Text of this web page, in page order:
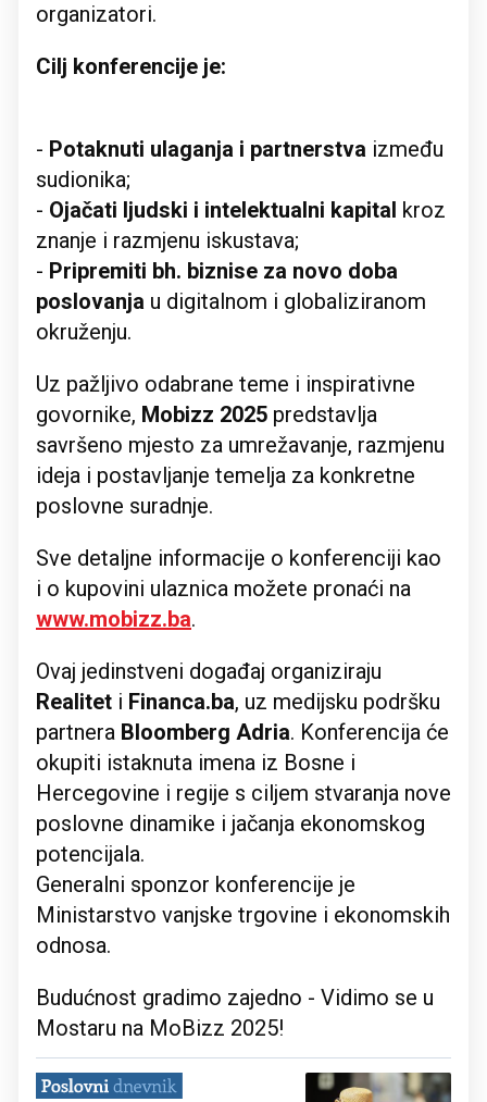
organizatori.
Cilj konferencije je:
- Potaknuti ulaganja i partnerstva između
sudionika;
- Ojačati ljudski i intelektualni kapital kroz
znanje i razmjenu iskustava;
- Pripremiti bh. biznise za novo doba
poslovanja u digitalnom i globaliziranom
okruženju.
Uz pažljivo odabrane teme i inspirativne
govornike, Mobizz 2025 predstavlja
savršeno mjesto za umrežavanje, razmjenu
ideja i postavljanje temelja za konkretne
poslovne suradnje.
Sve detaljne informacije o konferenciji kao
i o kupovini ulaznica možete pronaći na
www.mobizz.ba.
Ovaj jedinstveni događaj organiziraju
Realitet i Financa.ba, uz medijsku podršku
partnera Bloomberg Adria. Konferencija će
okupiti istaknuta imena iz Bosne i
Hercegovine i regije s ciljem stvaranja nove
poslovne dinamike i jačanja ekonomskog
potencijala.
Generalni sponzor konferencije je
Ministarstvo vanjske trgovine i ekonomskih
odnosa.
Budućnost gradimo zajedno - Vidimo se u
Mostaru na MoBizz 2025!